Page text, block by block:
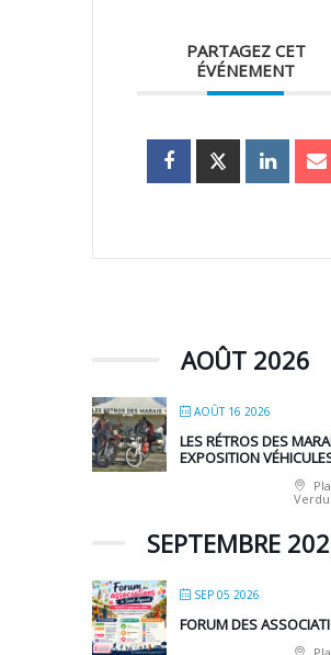
PARTAGEZ CET
ÉVÉNEMENT
AOÛT 2026
AOÛT 16 2026
LES RÉTROS DES
EXPOSITION
SEPTEMBRE
SEP 05 2026
FORUM DES